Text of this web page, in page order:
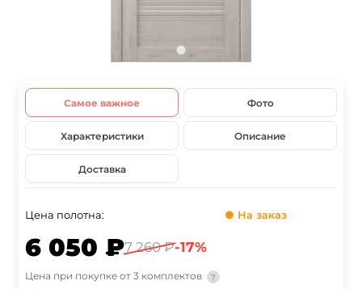
Самое важное Фото
Характеристики Описание
Доставка
Цена полотна: ● На заказ
6 050 ₽7 260 ₽-17%
Цена при покупке от 3 комплектов ?